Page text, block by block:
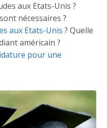
aux Etats-Unis ?
nécessaires ?
aux Etats-Unis ? Quelle
américain ?
pour une